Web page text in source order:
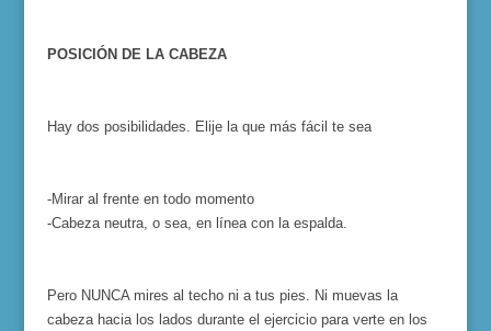
POSICIÓN DE LA CABEZA
Hay dos posibilidades. Elije la que más fácil te sea
-Mirar al frente en todo momento
-Cabeza neutra, o sea, en línea con la espalda.
Pero NUNCA mires al techo ni a tus pies. Ni muevas la
cabeza hacia los lados durante el ejercicio para verte en los